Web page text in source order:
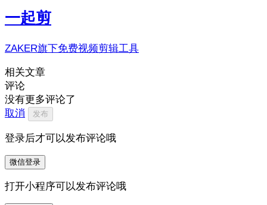
一起剪
ZAKER旗下免费视频剪辑工具
相关文章
评论
没有更多评论了
取消
发布
登录后才可以发布评论哦
微信登录
打开小程序可以发布评论哦